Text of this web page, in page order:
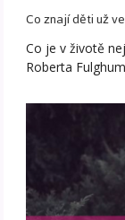
Co znají děti už
Co je v životě
Roberta